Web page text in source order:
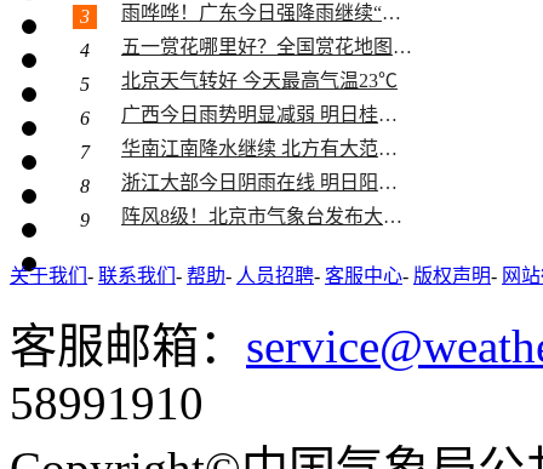
3
雨哗哗！广东今日强降雨继续“控场”...
4
五一赏花哪里好？全国赏花地图助你寻...
5
北京天气转好 今天最高气温23℃
6
广西今日雨势明显减弱 明日桂南桂西...
7
华南江南降水继续 北方有大范围沙尘
8
浙江大部今日阴雨在线 明日阳光又“...
9
阵风8级！北京市气象台发布大风蓝色...
关于我们 - 联系我们 - 帮助- 人员招聘- 客服中心- 版权声明- 网
客服邮箱：
58991910